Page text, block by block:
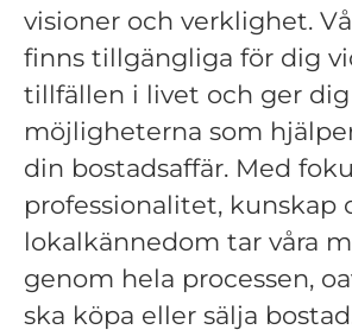
visioner och verklighet.
finns tillgängliga för dig
tillfällen i livet och ger dig
möjligheterna som
din bostadsaffär. Med
professionalitet, kunskap
lokalkännedom tar våra
genom hela processen,
ska köpa eller sälja